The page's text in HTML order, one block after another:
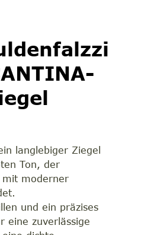
langlebiger Ziegel
Ton, der
mit moderner
und ein präzises
eine zuverlässige